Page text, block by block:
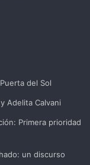
del Sol
Adelita Calvani
Primera prioridad
un discurso